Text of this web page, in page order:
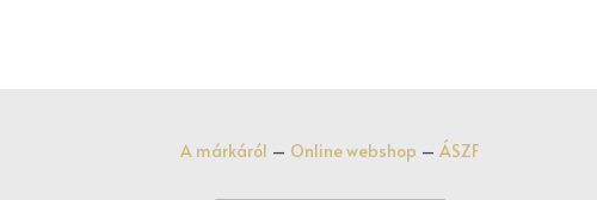
A márkáról – Online webshop – ÁSZF